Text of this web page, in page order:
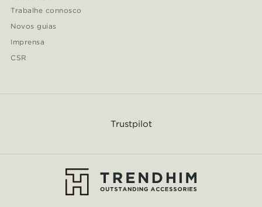
Trabalhe connosco
Novos guias
Imprensa
CSR
Trustpilot